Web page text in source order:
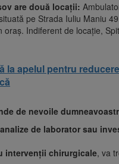
are două locații:
pe Strada Iuliu Maniu
Indiferent de locație,
la apelul pentru
de nevoile
de laborator sau
intervenții chirurgicale, va